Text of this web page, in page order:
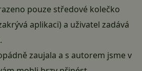
pouze středové kolečko
aplikaci) a uživatel zadává
zaujala a s autorem jsme v